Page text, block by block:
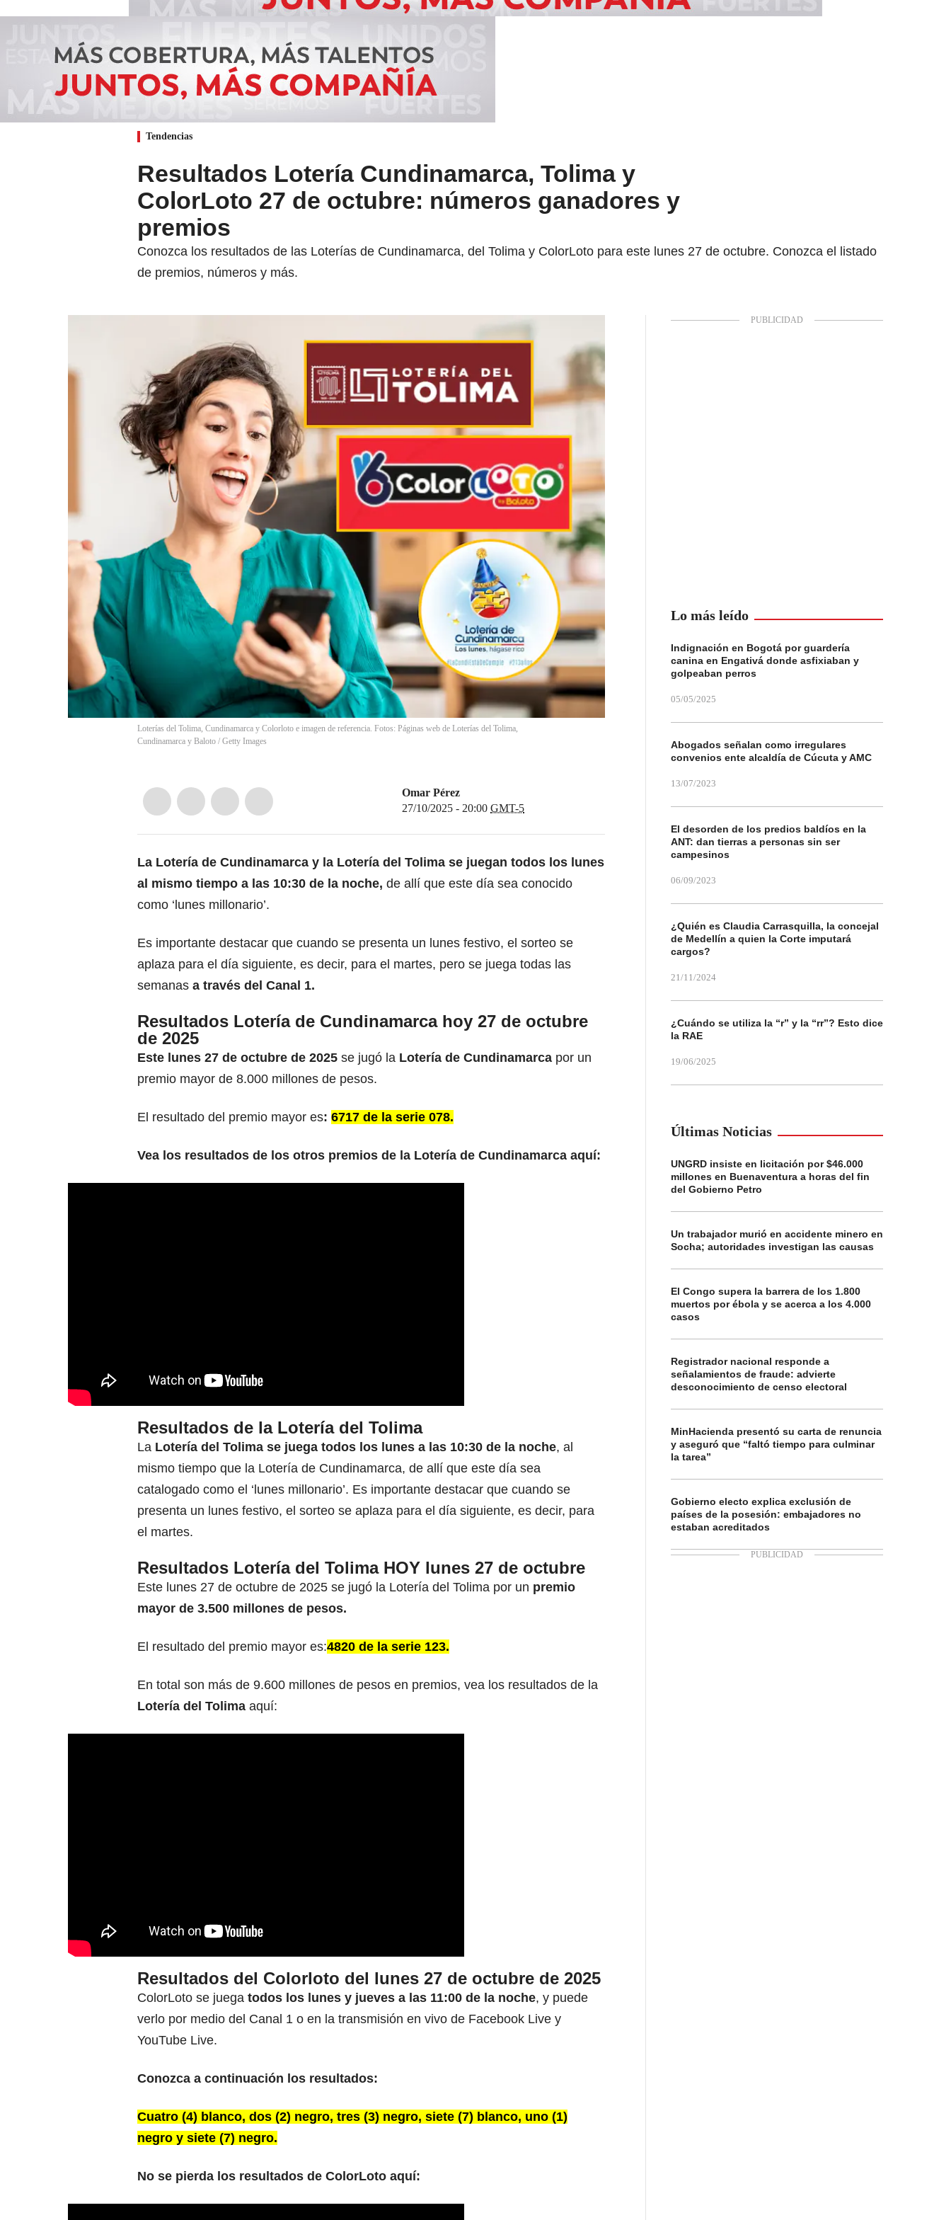
Tendencias
Resultados Lotería Cundinamarca, Tolima y
ColorLoto 27 de octubre: números ganadores y
premios
Conozca los resultados de las Loterías de Cundinamarca, del Tolima y ColorLoto para este lunes 27 de octubre. Conozca el listado
de premios, números y más.
Loterías del Tolima, Cundinamarca y Colorloto e imagen de referencia. Fotos: Páginas web de Loterías del Tolima,
Cundinamarca y Baloto / Getty Images
Omar Pérez
27/10/2025 - 20:00 GMT-5
La Lotería de Cundinamarca y la Lotería del Tolima se juegan todos los lunes
al mismo tiempo a las 10:30 de la noche, de allí que este día sea conocido
como ‘lunes millonario’.
Es importante destacar que cuando se presenta un lunes festivo, el sorteo se
aplaza para el día siguiente, es decir, para el martes, pero se juega todas las
semanas a través del Canal 1.
Resultados Lotería de Cundinamarca hoy 27 de octubre
de 2025
Este lunes 27 de octubre de 2025 se jugó la Lotería de Cundinamarca por un
premio mayor de 8.000 millones de pesos.
El resultado del premio mayor es: 6717 de la serie 078.
Vea los resultados de los otros premios de la Lotería de Cundinamarca aquí:
Resultados de la Lotería del Tolima
La Lotería del Tolima se juega todos los lunes a las 10:30 de la noche, al
mismo tiempo que la Lotería de Cundinamarca, de allí que este día sea
catalogado como el ‘lunes millonario’. Es importante destacar que cuando se
presenta un lunes festivo, el sorteo se aplaza para el día siguiente, es decir, para
el martes.
Resultados Lotería del Tolima HOY lunes 27 de octubre
Este lunes 27 de octubre de 2025 se jugó la Lotería del Tolima por un premio
mayor de 3.500 millones de pesos.
El resultado del premio mayor es:4820 de la serie 123.
En total son más de 9.600 millones de pesos en premios, vea los resultados de la
Lotería del Tolima aquí:
Resultados del Colorloto del lunes 27 de octubre de 2025
ColorLoto se juega todos los lunes y jueves a las 11:00 de la noche, y puede
verlo por medio del Canal 1 o en la transmisión en vivo de Facebook Live y
YouTube Live.
Conozca a continuación los resultados:
Cuatro (4) blanco, dos (2) negro, tres (3) negro, siete (7) blanco, uno (1)
negro y siete (7) negro.
No se pierda los resultados de ColorLoto aquí:
Lo más leído
Indignación en Bogotá por guardería
canina en Engativá donde asfixiaban y
golpeaban perros
05/05/2025
Abogados señalan como irregulares
convenios ente alcaldía de Cúcuta y AMC
13/07/2023
El desorden de los predios baldíos en la
ANT: dan tierras a personas sin ser
campesinos
06/09/2023
¿Quién es Claudia Carrasquilla, la concejal
de Medellín a quien la Corte imputará
cargos?
21/11/2024
¿Cuándo se utiliza la “r” y la “rr”? Esto dice
la RAE
19/06/2025
Últimas Noticias
UNGRD insiste en licitación por $46.000
millones en Buenaventura a horas del fin
del Gobierno Petro
Un trabajador murió en accidente minero en
Socha; autoridades investigan las causas
El Congo supera la barrera de los 1.800
muertos por ébola y se acerca a los 4.000
casos
Registrador nacional responde a
señalamientos de fraude: advierte
desconocimiento de censo electoral
MinHacienda presentó su carta de renuncia
y aseguró que “faltó tiempo para culminar
la tarea”
Gobierno electo explica exclusión de
países de la posesión: embajadores no
estaban acreditados